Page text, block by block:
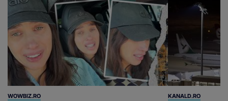
WOWBIZ.RO KANALD.RO